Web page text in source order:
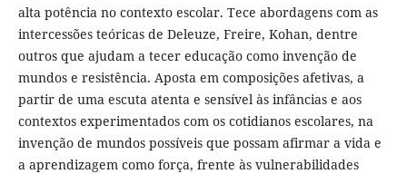
alta potência no contexto escolar. Tece abordagens com as
intercessões teóricas de Deleuze, Freire, Kohan, dentre
outros que ajudam a tecer educação como invenção de
mundos e resistência. Aposta em composições afetivas, a
partir de uma escuta atenta e sensível às infâncias e aos
contextos experimentados com os cotidianos escolares, na
invenção de mundos possíveis que possam afirmar a vida e
a aprendizagem como força, frente às vulnerabilidades